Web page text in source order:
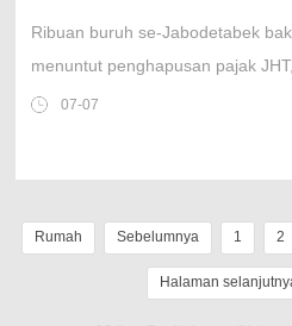
Ribuan buruh se-Jabodetabek
menuntut penghapusan pajak
Iqbal desak Menkeu berdialog
07-07
Rumah Sebelumnya 1 2
Halaman